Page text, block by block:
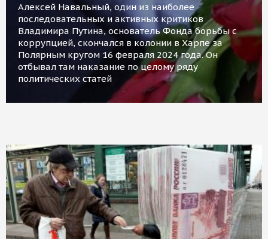
Алексей Навальный, один из наиболее
последовательных и активных критиков
Владимира Путина, основатель Фонда борьбы с
коррупцией, скончался в колонии в Харпе за
Полярным кругом 16 февраля 2024 года. Он
отбывал там наказание по целому ряду
политических статей